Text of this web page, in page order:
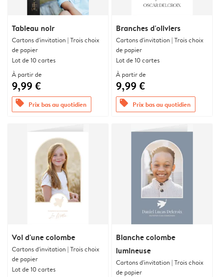
Tableau noir
Cartons d'invitation | Trois choix
de papier
Lot de 10 cartes
À partir de
9,99 €
offers Prix bas au quotidien
Branches d'oliviers
Cartons d'invitation | Trois choix
de papier
Lot de 10 cartes
À partir de
9,99 €
offers Prix bas au quotidien
Vol d'une colombe
Cartons d'invitation | Trois choix
de papier
Lot de 10 cartes
Blanche colombe
lumineuse
Cartons d'invitation | Trois choix
de papier